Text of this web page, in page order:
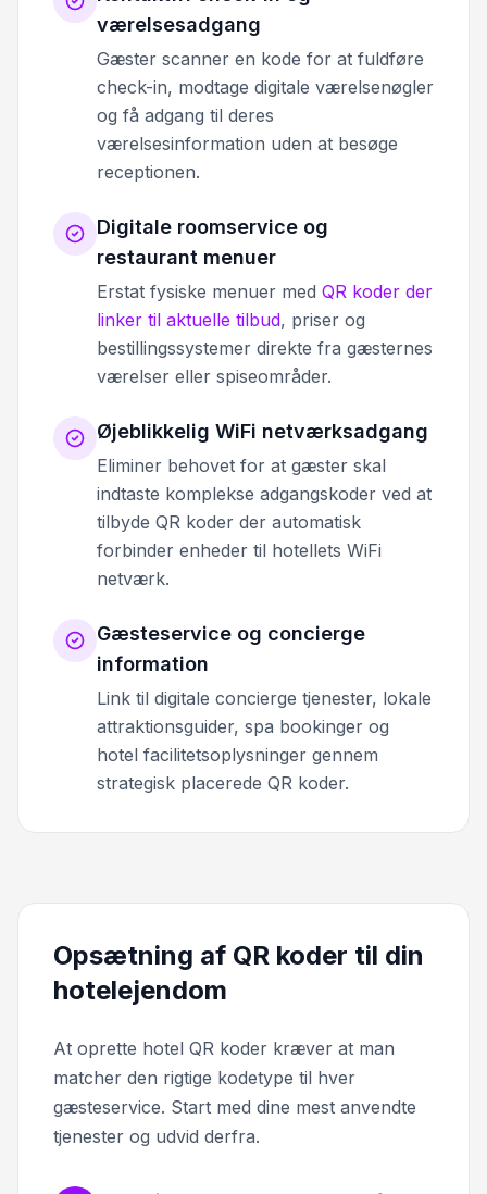
værelsesadgang
Gæster scanner en kode for at fuldføre
check-in, modtage digitale værelsenøgler
og få adgang til deres
værelsesinformation uden at besøge
receptionen.
Digitale roomservice og
restaurant menuer
Erstat fysiske menuer med QR koder der
linker til aktuelle tilbud, priser og
bestillingssystemer direkte fra gæsternes
værelser eller spiseområder.
Øjeblikkelig WiFi netværksadgang
Eliminer behovet for at gæster skal
indtaste komplekse adgangskoder ved at
tilbyde QR koder der automatisk
forbinder enheder til hotellets WiFi
netværk.
Gæsteservice og concierge
information
Link til digitale concierge tjenester, lokale
attraktionsguider, spa bookinger og
hotel facilitetsoplysninger gennem
strategisk placerede QR koder.
Opsætning af QR koder til din
hotelejendom
At oprette hotel QR koder kræver at man
matcher den rigtige kodetype til hver
gæsteservice. Start med dine mest anvendte
tjenester og udvid derfra.